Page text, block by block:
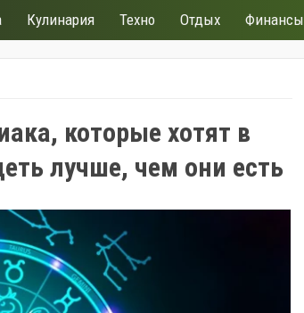
Кулинария Техно Отдых Финансы
которые хотят в
лучше, чем они есть